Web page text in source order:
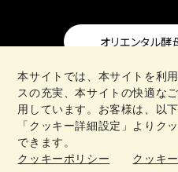
オリエンタル
日清製粉グループ
Copyright © Oriental Yeast
本サイトでは、本サイトを利
スの充実、本サイトの快適な
用しています。お客様は、以
「クッキー詳細設定」よりク
できます。
クッキーポリシー
クッキ